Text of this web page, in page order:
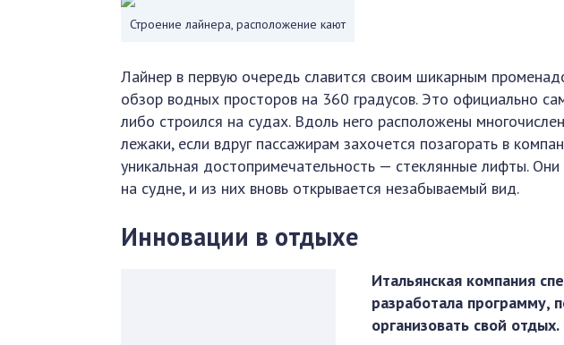
Строение лайнера, расположение кают
Лайнер в первую очередь славится своим шикарным
обзор водных просторов на 360 градусов. Это официально
либо строился на судах. Вдоль него расположены
лежаки, если вдруг пассажирам захочется позагорать в
уникальная достопримечательность — стеклянные лифты.
на судне, и из них вновь открывается незабываемый вид.
Инновации в отдыхе
Итальянская компания
разработала программу,
организовать свой